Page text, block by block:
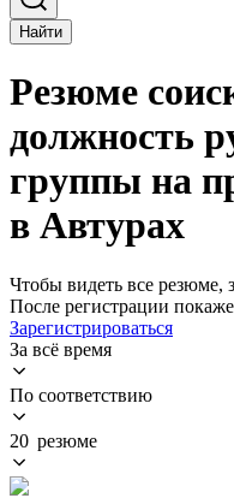
Найти
Резюме
должность
группы на
в Автурах
Чтобы видеть все резюме,
После регистрации
Зарегистрироваться
За всё время
По соответствию
20 резюме